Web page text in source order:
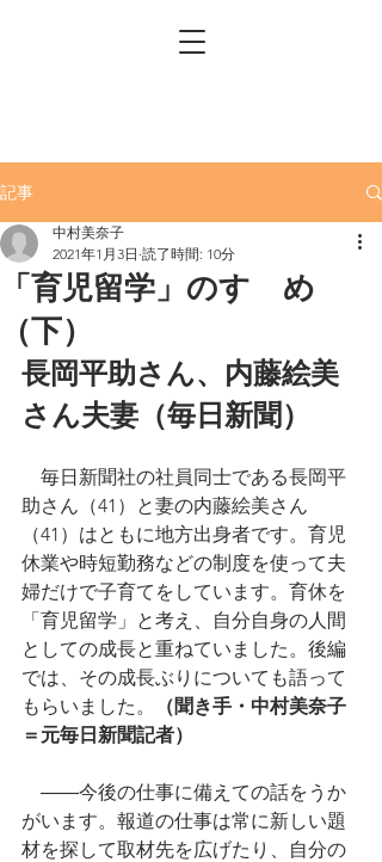
記事
「育児留学」のすゝめ
（下）
中村美奈子
2021年1月3日 読了時間: 10分
長岡平助さん、内藤絵美
さん夫妻（毎日新聞）
毎日新聞社の社員同士である長岡平
助さん（41）と妻の内藤絵美さん
（41）はともに地方出身者です。育児
休業や時短勤務などの制度を使って夫
婦だけで子育てをしています。育休を
「育児留学」と考え、自分自身の人間
としての成長と重ねていました。後編
では、その成長ぶりについても語って
もらいました。
（聞き手・中村美奈子
＝元毎日新聞記者）
――今後の仕事に備えての話をうか
がいます。報道の仕事は常に新しい題
材を探して取材先を広げたり、自分の